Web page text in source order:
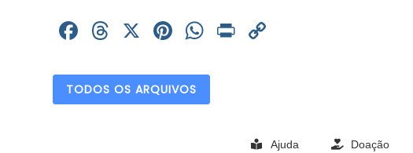
Facebook
Threads
X Pinterest
WhatsApp
Print
TODOS OS ARQUIVOS
Ajuda Doação